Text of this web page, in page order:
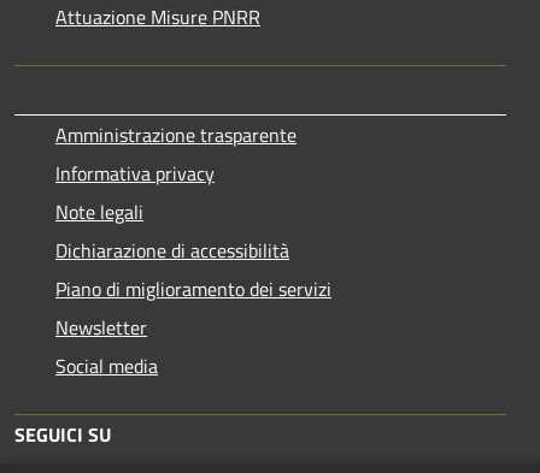
Attuazione Misure PNRR
Amministrazione trasparente
Informativa privacy
Note legali
Dichiarazione di accessibilità
Piano di miglioramento dei servizi
Newsletter
Social media
SEGUICI SU